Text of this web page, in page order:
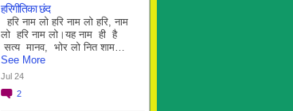
हरिगीतिका छंद
हरि नाम लो हरि नाम लो हरि, नाम
लो हरि नाम लो।यह नाम ही है
सत्य मानव, भोर लो नित शाम…
See More
Jul 24
2